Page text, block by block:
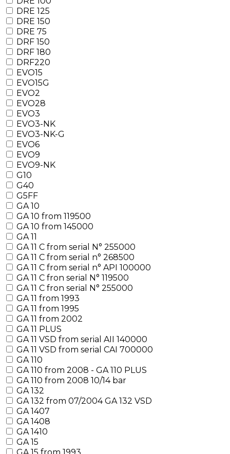
DRE 125
DRE 150
DRE 75
DRF 150
DRF 180
DRF220
EVO15
EVO15G
EVO2
EVO28
EVO3
EVO3-NK
EVO3-NK-G
EVO6
EVO9
EVO9-NK
G10
G40
G5FF
GA 10
GA 10 from 119500
GA 10 from 145000
GA 11
GA 11 C from serial N° 255000
GA 11 C from serial n° 268500
GA 11 C from serial n° API 100000
GA 11 C fron serial N° 119500
GA 11 C fron serial N° 255000
GA 11 from 1993
GA 11 from 1995
GA 11 from 2002
GA 11 PLUS
GA 11 VSD from serial AII 140000
GA 11 VSD from serial CAI 700000
GA 110
GA 110 from 2008 - GA 110 PLUS
GA 110 from 2008 10/14 bar
GA 132
GA 132 from 07/2004 GA 132 VSD
GA 1407
GA 1408
GA 1410
GA 15